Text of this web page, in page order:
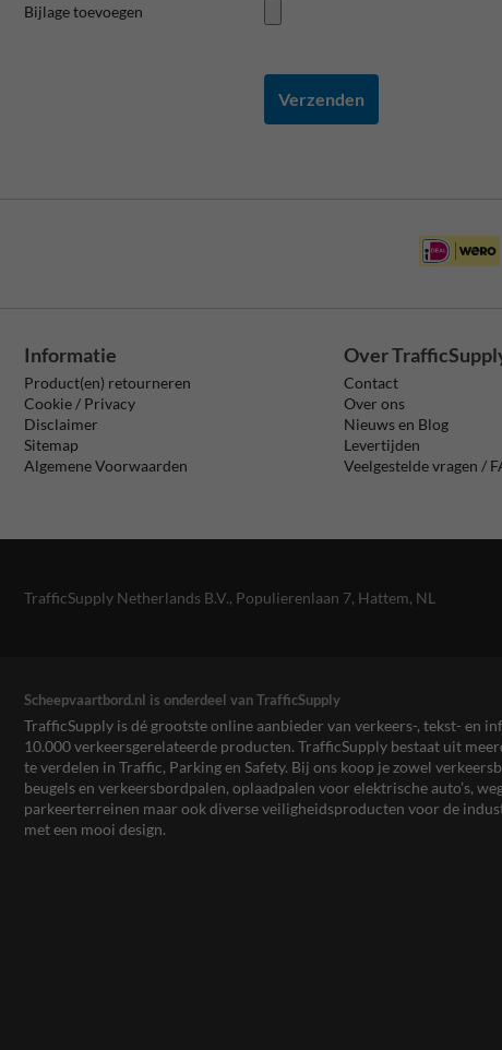
Bijlage toevoegen
Verzenden
Informatie
Product(en) retourneren
Cookie / Privacy
Disclaimer
Sitemap
Algemene Voorwaarden
Over
Contact
Over ons
Nieuws en Blog
Levertijden
Veelgestelde vragen /
TrafficSupply Netherlands B.V., Populierenlaan 7, Hattem, NL
Scheepvaartbord.nl is onderdeel van TrafficSupply
TrafficSupply is dé grootste online aanbieder van verkeers-, tekst- en
10.000 verkeersgerelateerde producten. TrafficSupply bestaat uit
te verdelen in Traffic, Parking en Safety. Bij ons koop je zowel
beugels en verkeersbordpalen, oplaadpalen voor elektrische auto’s,
parkeerterreinen maar ook diverse veiligheidsproducten voor de
met een mooi design.